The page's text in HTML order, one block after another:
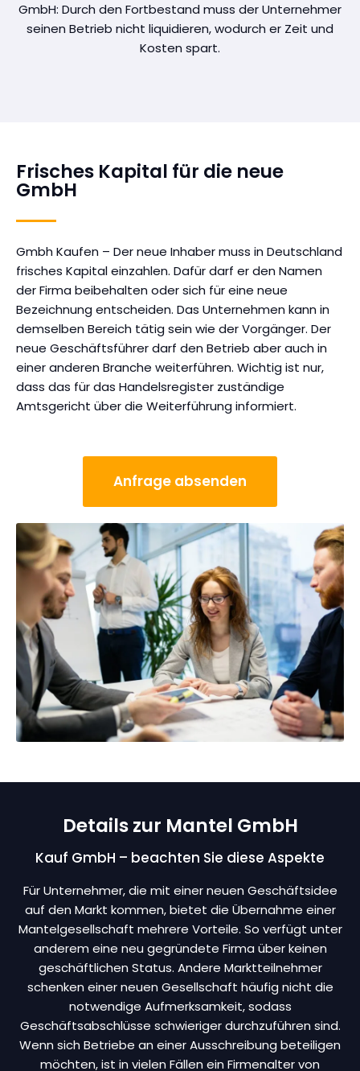
GmbH: Durch den Fortbestand muss der Unternehmer
seinen Betrieb nicht liquidieren, wodurch er Zeit und
Kosten spart.
Frisches Kapital für die neue
GmbH
Gmbh Kaufen – Der neue Inhaber muss in Deutschland
frisches Kapital einzahlen. Dafür darf er den Namen
der Firma beibehalten oder sich für eine neue
Bezeichnung entscheiden. Das Unternehmen kann in
demselben Bereich tätig sein wie der Vorgänger. Der
neue Geschäftsführer darf den Betrieb aber auch in
einer anderen Branche weiterführen. Wichtig ist nur,
dass das für das Handelsregister zuständige
Amtsgericht über die Weiterführung informiert.
Anfrage absenden
Details zur Mantel GmbH
Kauf GmbH – beachten Sie diese Aspekte
Für Unternehmer, die mit einer neuen Geschäftsidee
auf den Markt kommen, bietet die Übernahme einer
Mantelgesellschaft mehrere Vorteile. So verfügt unter
anderem eine neu gegründete Firma über keinen
geschäftlichen Status. Andere Marktteilnehmer
schenken einer neuen Gesellschaft häufig nicht die
notwendige Aufmerksamkeit, sodass
Geschäftsabschlüsse schwieriger durchzuführen sind.
Wenn sich Betriebe an einer Ausschreibung beteiligen
möchten, ist in vielen Fällen ein Firmenalter von